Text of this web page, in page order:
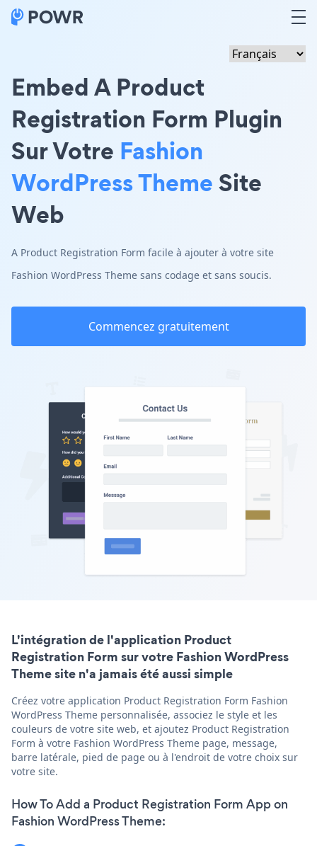
Embed A Product
Registration Form Plugin
Sur Votre Fashion
WordPress ThemeSite
Web
A Product Registration Form facile à ajouter à votre site
Fashion WordPress Theme sans codage et sans soucis.
Commencez gratuitement
L'intégration de l'application Product
Registration Form sur votre Fashion WordPress
Theme site n'a jamais été aussi simple
Créez votre application Product Registration Form Fashion
WordPress Theme personnalisée, associez le style et les
couleurs de votre site web, et ajoutez Product Registration
Form à votre Fashion WordPress Theme page, message,
barre latérale, pied de page ou à l'endroit de votre choix sur
votre site.
How To Add a Product Registration Form App on
Fashion WordPress Theme: